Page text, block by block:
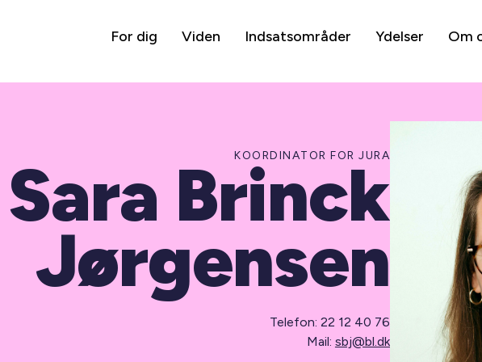
For dig Viden Indsatsområder Ydelser Om
KOORDINATOR FOR JURA
Sara Brinck
Jørgensen
Telefon: 22 12 40 76
Mail: sbj@bl.dk